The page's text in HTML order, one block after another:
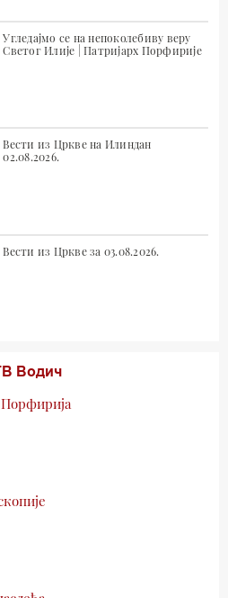
Угледајмо се на непоколебиву веру
Светог Илије | Патријарх Порфирије
Вести из Цркве на Илиндан
02.08.2026.
Вести из Цркве за 03.08.2026.
Водич
Порфирија